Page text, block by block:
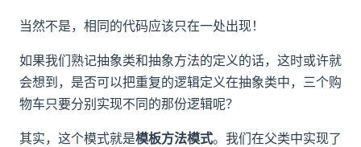
当然不是，相同的代码应该只在一处出现！
如果我们熟记抽象类和抽象方法的定义的话，这时或许就
会想到，是否可以把重复的逻辑定义在抽象类中，三个购
物车只要分别实现不同的那份逻辑呢？
其实，这个模式就是模板方法模式。我们在父类中实现了